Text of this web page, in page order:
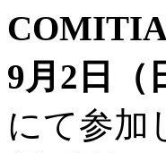
9月2日（
にて参加